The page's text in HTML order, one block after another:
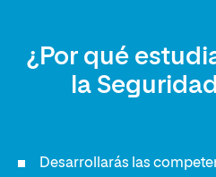
¿Por qué
la
Desarrollarás las